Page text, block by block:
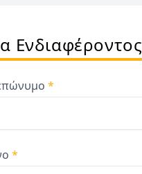
Ενδιαφέροντος
*
*